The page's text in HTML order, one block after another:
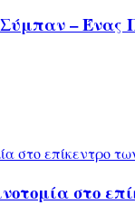
– Ένας
στο